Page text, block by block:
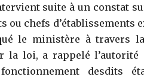
suite à un constat
ou chefs
le ministère à travers
la loi, a rappelé
desdits